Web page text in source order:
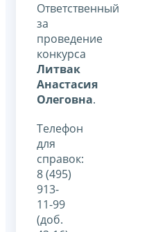
Ответственный
за
проведение
конкурса
Литвак
Анастасия
Олеговна.
Телефон
для
справок:
8 (495)
913-
11-99
(доб.